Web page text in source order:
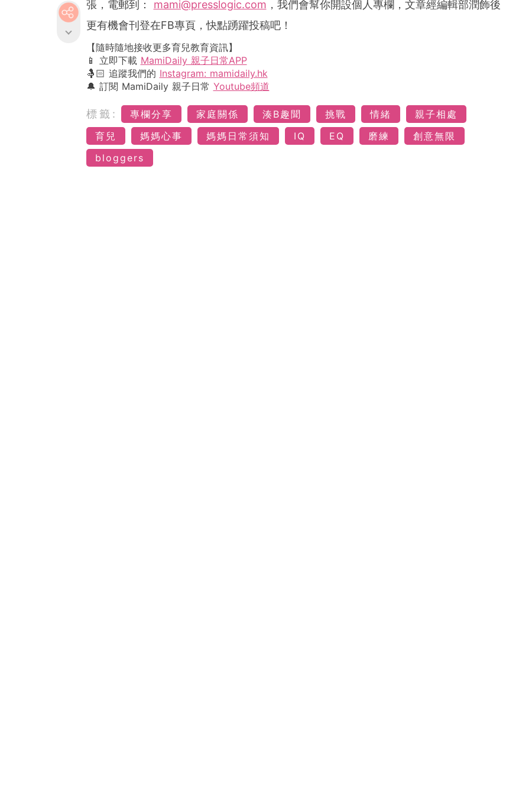
張，電郵到：
mami@presslogic.com ，我們會幫你開設個人專欄，文章經編輯部潤飾後
更有機會刊登在FB專頁，快點踴躍投稿吧！
【隨時隨地接收更多育兒教育資訊】
📱 立即下載 MamiDaily 親子日常APP
🤱🏻 追蹤我們的 Instagram: mamidaily.hk
🔔 訂閱 MamiDaily 親子日常 Youtube頻道
標籤: 專欄分享 家庭關係 湊B趣聞 挑戰 情緒
親子相處
育兒
媽媽心事 媽媽日常須知 IQ EQ 磨練
創意無限
bloggers